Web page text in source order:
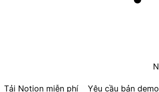
Tải Notion miễn phí Yêu cầu bản demo